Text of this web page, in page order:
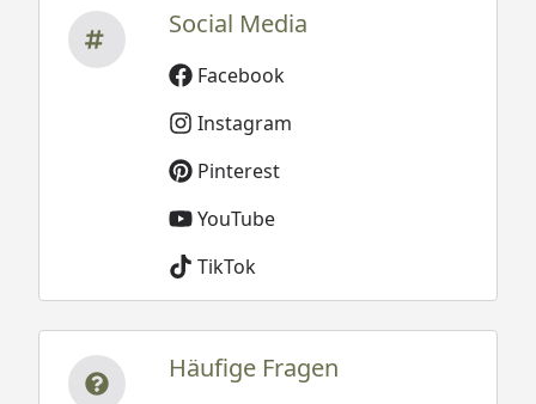
Social Media
Facebook
Instagram
Pinterest
YouTube
TikTok
Häufige Fragen